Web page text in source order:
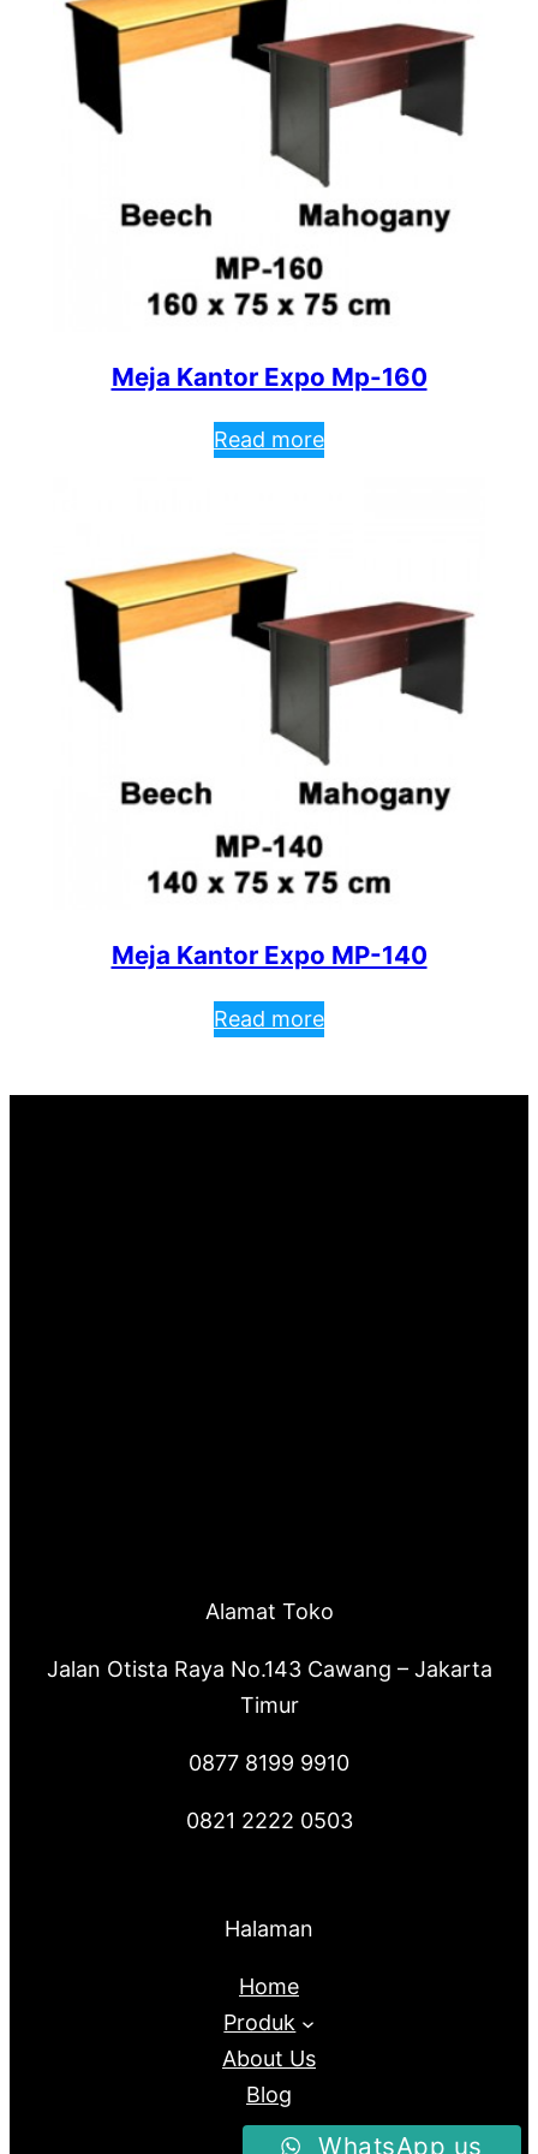
Meja Kantor Expo Mp-160
Read more
Meja Kantor Expo MP-140
Read more
Alamat Toko
Jalan Otista Raya No.143 Cawang – Jakarta
Timur
0877 8199 9910
0821 2222 0503
Halaman
Home
Produk
About Us
Blog
WhatsApp us